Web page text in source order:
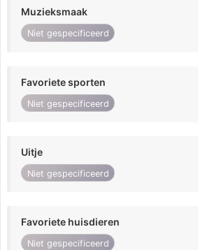
Muzieksmaak
Niet gespecificeerd
Favoriete sporten
Niet gespecificeerd
Uitje
Niet gespecificeerd
Favoriete huisdieren
Niet gespecificeerd